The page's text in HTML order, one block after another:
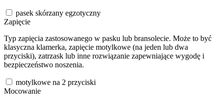
pasek skórzany egzotyczny
Zapięcie
Typ zapięcia zastosowanego w pasku lub bransolecie. Może to być
klasyczna klamerka, zapięcie motylkowe (na jeden lub dwa
przyciski), zatrzask lub inne rozwiązanie zapewniające wygodę i
bezpieczeństwo noszenia.
motylkowe na 2 przyciski
Mocowanie